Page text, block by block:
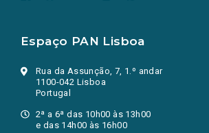
Espaço PAN Lisboa
Rua da Assunção, 7, 1.º andar
1100-042 Lisboa
Portugal
2ª a 6ª das 10h00 às 13h00
e das 14h00 às 16h00